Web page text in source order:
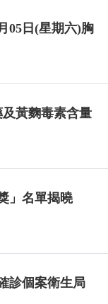
05日(星期六)胸
黃麴毒素含量
」名單揭曉
診個案衛生局